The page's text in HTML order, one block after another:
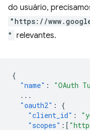
do usuário,
"https://
" relevantes.
{
"name" : "OAuth
...
"oauth2" :
{
"client_id" :
"scopes" :[